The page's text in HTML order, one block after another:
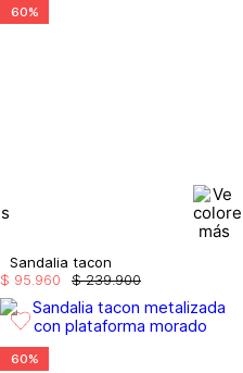
60%
Sandalia tacon
$ 239.900
$ 95 960
60%